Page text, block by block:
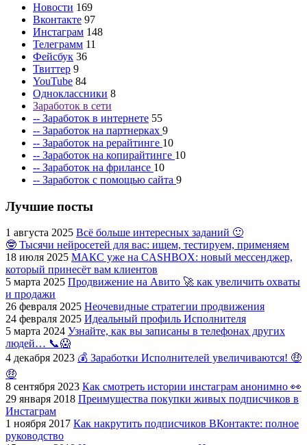
Новости 169
Вконтакте 97
Инстаграм 148
Телеграмм 11
Фейсбук 36
Твиттер 9
YouTube 84
Одноклассники 8
Заработок в сети
-- Заработок в интернете 55
-- Заработок на партнерках 9
-- Заработок на рерайтинге 10
-- Заработок на копирайтинге 10
-- Заработок на фрилансе 10
-- Заработок с помощью сайта 9
Лучшие посты
1 августа 2025 Всё больше интересных заданий 🙂
🤓 Тысячи нейросетей для вас: ищем, тестируем, применяем
18 июля 2025 МАКС уже на CASHBOX: новый мессенджер,
который принесёт вам клиентов
5 марта 2025 Продвижение на Авито 🚀 как увеличить охваты
и продажи
26 февраля 2025 Неочевидные стратегии продвижения
24 февраля 2025 Идеальный профиль Исполнителя
5 марта 2024 Узнайте, как вы записаны в телефонах других
людей… 📞😱
4 декабря 2023 💰 Заработки Исполнителей увеличиваются! 🤑
🤑
8 сентября 2023 Как смотреть истории инстаграм анонимно 👀
29 января 2018 Преимущества покупки живых подписчиков в
Инстаграм
1 ноября 2017 Как накрутить подписчиков ВКонтакте: полное
руководство